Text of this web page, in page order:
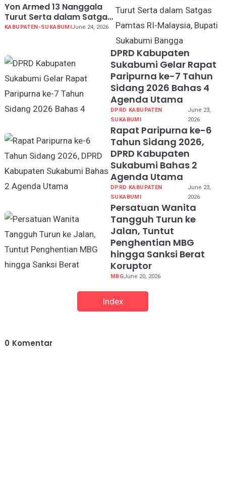
Yon Armed 13 Nanggala
Turut Serta dalam Satgas
Pamtas RI-Malaysia,
KABUPATEN-SUKABUMI June 24, 2026
DPRD Kabupaten
Sukabumi Gelar Rapat
Paripurna ke-7 Tahun
Sidang 2026 Bahas 4
Agenda Utama
DPRD KABUPATEN
SUKABUMI
June 23,
2026
Rapat Paripurna ke-6
Tahun Sidang 2026,
DPRD Kabupaten
Sukabumi Bahas 2
Agenda Utama
DPRD KABUPATEN
SUKABUMI
June 23,
2026
Persatuan Wanita
Tangguh Turun ke
Jalan, Tuntut
Penghentian MBG
hingga Sanksi Berat
Koruptor
MBGJune 20, 2026
Index
0 Komentar